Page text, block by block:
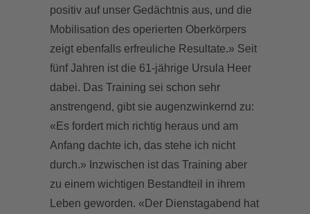
positiv auf unser Gedächtnis aus, und die
Mobilisation des operierten Oberkörpers
zeigt ebenfalls erfreuliche Resultate.» Seit
fünf Jahren ist die 61-jährige Ursula Heer
dabei. Das Training sei schon sehr
anstrengend, gibt sie augenzwinkernd zu:
«Es fordert mich richtig heraus und am
Anfang dachte ich, das stehe ich nicht
durch.» Inzwischen ist das Training aber
zu einem wichtigen Bestandteil in ihrem
Leben geworden. «Der Dienstagabend hat